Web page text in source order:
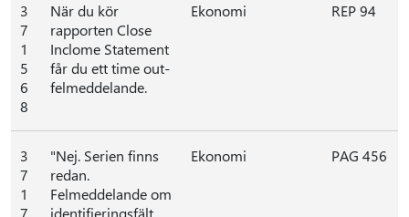
3
7
1
5
6
8
När du kör
rapporten Close
Inclome Statement
får du ett time out-
felmeddelande.
Ekonomi REP 94
3
7
1
7
"Nej. Serien finns
redan.
Felmeddelande om
identifieringsfält
Ekonomi PAG 456